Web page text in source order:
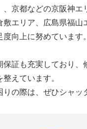
、京都などの京阪神
エリア、広島県福
向上に努めています。
保証も充実しており
えています。
の際は、ぜひシャッ